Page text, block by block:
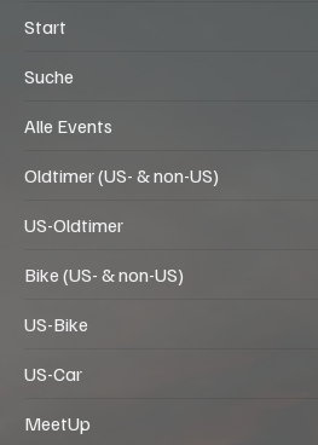
Start
Suche
Alle Events
Oldtimer (US- & non-US)
US-Oldtimer
Bike (US- & non-US)
US-Bike
US-Car
MeetUp